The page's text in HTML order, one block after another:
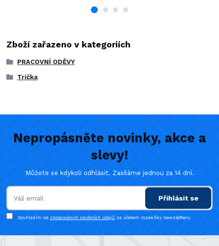
Zboží zařazeno v kategoriích
PRACOVNÍ ODĚVY
Trička
Nepropásněte novinky, akce a
slevy!
Můžete se kdykoli odhlásit. Zasíláme jednou za 14 dní.
Přihlásit se
Souhlasím se zpracováním osobních údajů za účelem rozesílky newsletteru.